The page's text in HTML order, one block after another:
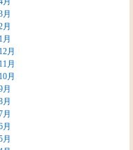
月
月
月
月
月
月
月
月
月
月
月